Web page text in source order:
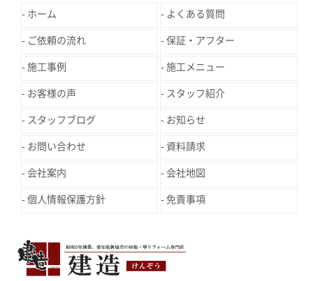
ホーム よくある質問
ご依頼の流れ 保証・アフター
施工事例 施工メニュー
お客様の声 スタッフ紹介
スタッフブログ お知らせ
お問い合わせ 資料請求
会社案内 会社地図
個人情報保護方針 免責事項